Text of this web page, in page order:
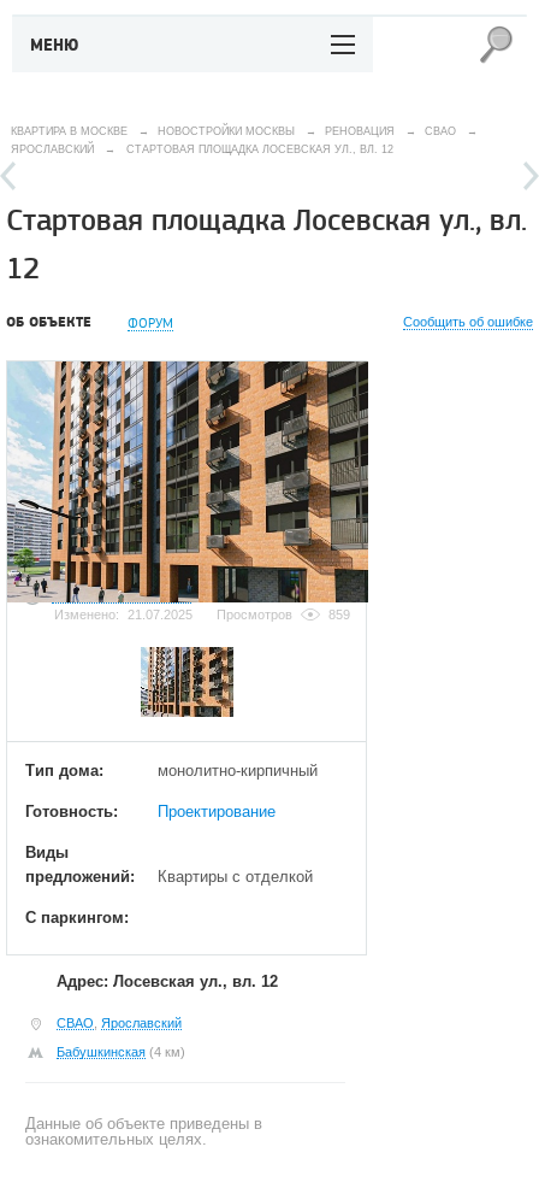
МЕНЮ
КВАРТИРА В МОСКВЕ → НОВОСТРОЙКИ МОСКВЫ → РЕНОВАЦИЯ → СВАО
→
ЯРОСЛАВСКИЙ
→ СТАРТОВАЯ ПЛОЩАДКА ЛОСЕВСКАЯ УЛ., ВЛ. 12
Стартовая площадка Лосевская ул., вл.
12
ОБ ОБЪЕКТЕ ФОРУМ Сообщить об ошибке
Добавить фотографию
Изменено:
21.07.2025 Просмотров 859
Тип дома: монолитно-кирпичный
Готовность: Проектирование
Виды
предложений:
Квартиры с отделкой
С паркингом:
Адрес: Лосевская ул., вл. 12
СВАО Ярославский
Бабушкинская (4 км)
Данные об объекте приведены в
ознакомительных целях.